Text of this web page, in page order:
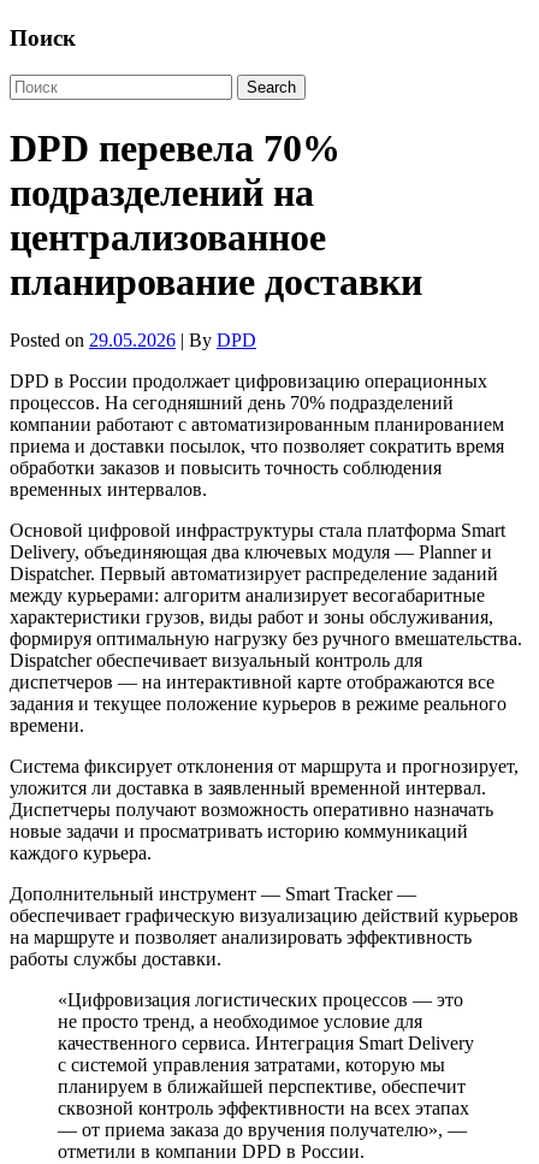
Поиск
DPD перевела 70%
подразделений на
централизованное
планирование доставки
Posted on 29.05.2026 | By DPD
DPD в России продолжает цифровизацию операционных
процессов. На сегодняшний день 70% подразделений
компании работают с автоматизированным планированием
приема и доставки посылок, что позволяет сократить время
обработки заказов и повысить точность соблюдения
временных интервалов.
Основой цифровой инфраструктуры стала платформа Smart
Delivery, объединяющая два ключевых модуля — Planner и
Dispatcher. Первый автоматизирует распределение заданий
между курьерами: алгоритм анализирует весогабаритные
характеристики грузов, виды работ и зоны обслуживания,
формируя оптимальную нагрузку без ручного вмешательства.
Dispatcher обеспечивает визуальный контроль для
диспетчеров — на интерактивной карте отображаются все
задания и текущее положение курьеров в режиме реального
времени.
Система фиксирует отклонения от маршрута и прогнозирует,
уложится ли доставка в заявленный временной интервал.
Диспетчеры получают возможность оперативно назначать
новые задачи и просматривать историю коммуникаций
каждого курьера.
Дополнительный инструмент — Smart Tracker —
обеспечивает графическую визуализацию действий курьеров
на маршруте и позволяет анализировать эффективность
работы службы доставки.
«Цифровизация логистических процессов — это
не просто тренд, а необходимое условие для
качественного сервиса. Интеграция Smart Delivery
с системой управления затратами, которую мы
планируем в ближайшей перспективе, обеспечит
сквозной контроль эффективности на всех этапах
— от приема заказа до вручения получателю», —
отметили в компании DPD в России.